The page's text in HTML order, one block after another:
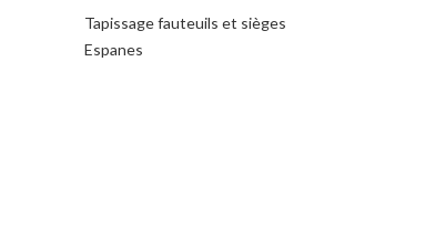
Tapissage fauteuils et sièges
Espanes